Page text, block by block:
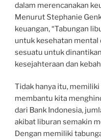
dalam merencanakan
Menurut Stephanie
keuangan, “Tabungan
untuk kesehatan mental
sesuatu untuk
kesejahteraan dan
Tidak hanya itu,
membantu kita
dari Bank Indonesia,
akibat liburan semakin
Dengan memiliki